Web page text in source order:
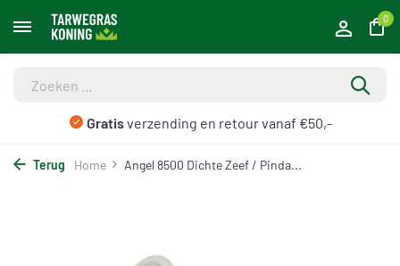
0
Gratisverzending en retour vanaf €50,-
Terug Home Angel 8500 Dichte Zeef / Pinda...